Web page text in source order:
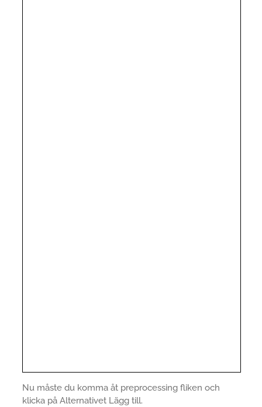
Nu måste du komma åt preprocessing fliken och
klicka på Alternativet Lägg till.